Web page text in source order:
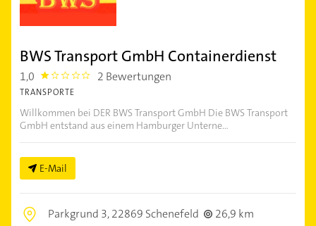
BWS Transport GmbH Containerdienst
1,0 1.0 2 Bewertungen
TRANSPORTE
Willkommen bei DER BWS Transport GmbH Die BWS Transport
GmbH entstand aus einem Hamburger Unterne...
E-Mail
Parkgrund 3,22869 Schenefeld
26,9 km